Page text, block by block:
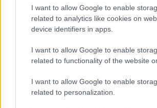
I want to allow Google to enable
related to analytics like cookies on
device identifiers in apps.
I want to allow Google to enable
related to functionality of the website
I want to allow Google to enable
related to personalization.
ΠΟΛΙΤΙΚΗ 11/10/2024 19:48
Ύστατος ελιγμός Κασσελάκη:
αποκλεισμό -Συνεδριάζει η ΚΕ το